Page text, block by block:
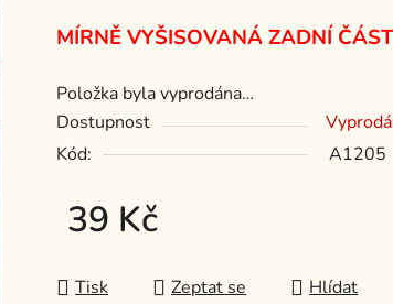
MÍRNĚ VYŠISOVANÁ ZADNÍ
Položka byla vyprodána…
Dostupnost
Kód:
A1205
39 Kč
Tisk
Zeptat se Hlídat